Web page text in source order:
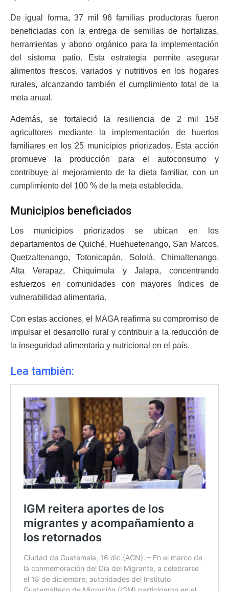
De igual forma, 37 mil 96 familias productoras fueron
beneficiadas con la entrega de semillas de hortalizas,
herramientas y abono orgánico para la implementación
del sistema patio. Esta estrategia permite asegurar
alimentos frescos, variados y nutritivos en los hogares
rurales, alcanzando también el cumplimiento total de la
meta anual.
Además, se fortaleció la resiliencia de 2 mil 158
agricultores mediante la implementación de huertos
familiares en los 25 municipios priorizados. Esta acción
promueve la producción para el autoconsumo y
contribuye al mejoramiento de la dieta familiar, con un
cumplimiento del 100 % de la meta establecida.
Municipios beneficiados
Los municipios priorizados se ubican en los
departamentos de Quiché, Huehuetenango, San Marcos,
Quetzaltenango, Totonicapán, Sololá, Chimaltenango,
Alta Verapaz, Chiquimula y Jalapa, concentrando
esfuerzos en comunidades con mayores índices de
vulnerabilidad alimentaria.
Con estas acciones, el MAGA reafirma su compromiso de
impulsar el desarrollo rural y contribuir a la reducción de
la inseguridad alimentaria y nutricional en el país.
Lea también: